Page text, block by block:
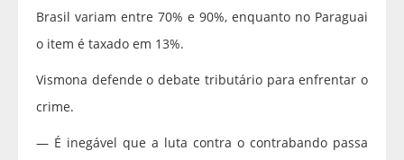
Brasil variam entre 70% e 90%, enquanto no Paraguai
o item é taxado em 13%.
Vismona defende o debate tributário para enfrentar o
crime.
— É inegável que a luta contra o contrabando passa